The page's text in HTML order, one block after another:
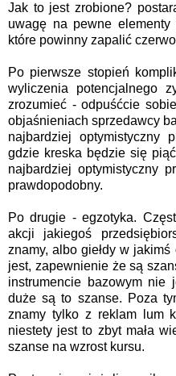
Jak to jest zrobione?
uwagę na pewne elementy
które powinny zapalić
Po pierwsze stopień
wyliczenia potencjalnego
zrozumieć - odpuśćcie
objaśnieniach sprzedawcy
najbardziej optymistyczny
gdzie kreska będzie się
najbardziej optymistyczny
prawdopodobny.
Po drugie - egzotyka.
akcji jakiegoś
znamy, albo giełdy w
jest, zapewnienie że są
instrumencie bazowym nie
duże są to szanse. Poza
znamy tylko z reklam lum
niestety jest to zbyt mała
szanse na wzrost kursu.